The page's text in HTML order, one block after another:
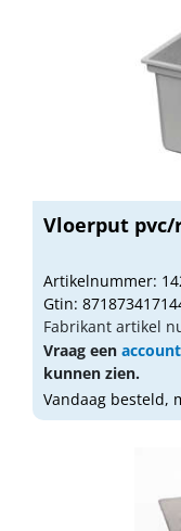
Vloerput pvc/
Artikelnummer:
Gtin:
Fabrikant artikel
Vraag een account
kunnen zien.
Vandaag besteld,